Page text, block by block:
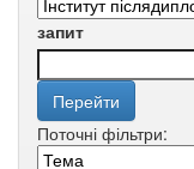
запит
Поточні фільтри: